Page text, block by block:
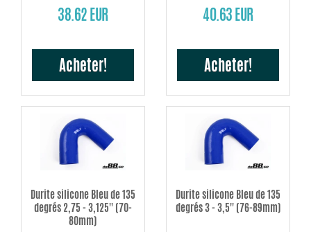
38.62 EUR
Acheter!
40.63 EUR
Acheter!
Durite silicone Bleu de 135
degrés 2,75 - 3,125'' (70-
80mm)
Durite silicone Bleu de 135
degrés 3 - 3,5'' (76-89mm)